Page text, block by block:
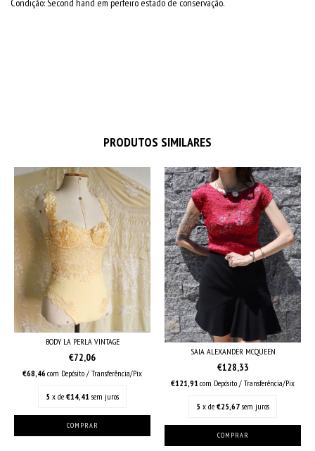
PRODUTOS SIMILARES
BODY LA PERLA VINTAGE
€72,06
€68,46com Depósito / Transferência/Pix
5 x de €14,41 sem juros
SAIA ALEXANDER MCQUEEN
€128,33
€121,91 com Depósito / Transferência/Pix
5 x de €25,67 sem juros